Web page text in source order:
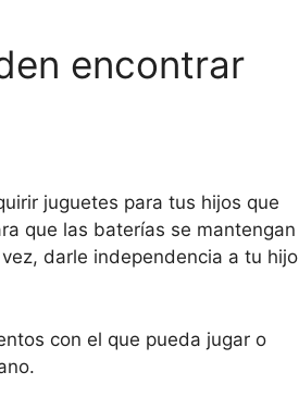
encontrar
juguetes para tus hijos que
que las baterías se mantengan
darle independencia a tu hijo
con el que pueda jugar o